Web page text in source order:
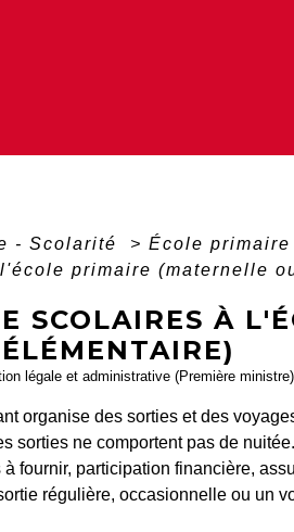
- Scolarité > École
primaire (maternelle
SCOLAIRES À
légale et administrative (Première ministre)
organise des sorties et des
sorties ne comportent pas de
fournir, participation financière,
régulière, occasionnelle ou un